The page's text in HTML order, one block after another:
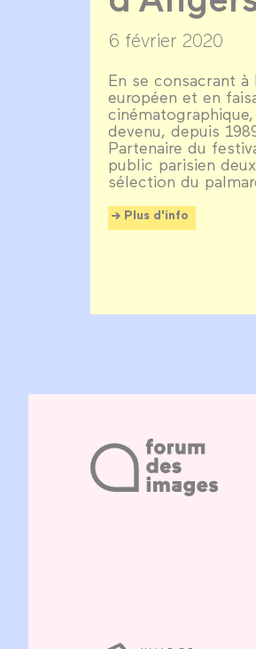
6 février 2020
En se consacrant
européen et en
devenu, depuis
Partenaire du
public parisien
sélection du
Plus d'info